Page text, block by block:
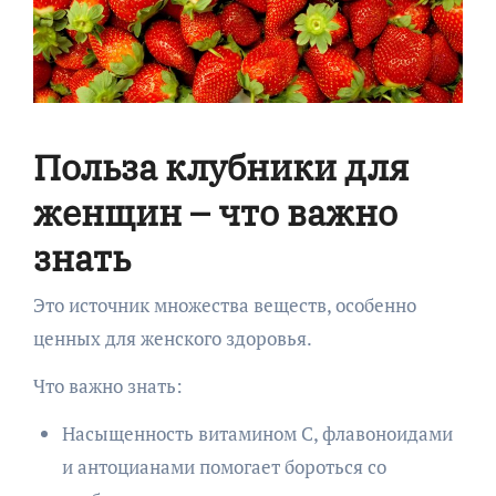
Польза клубники для
женщин – что важно
знать
Это источник множества веществ, особенно
ценных для женского здоровья.
Что важно знать:
Насыщенность витамином C, флавоноидами
и антоцианами помогает бороться со